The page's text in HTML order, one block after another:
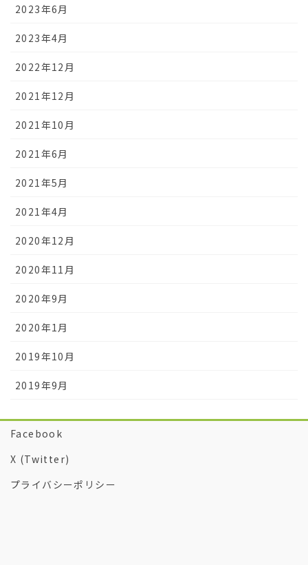
2023年6月
2023年4月
2022年12月
2021年12月
2021年10月
2021年6月
2021年5月
2021年4月
2020年12月
2020年11月
2020年9月
2020年1月
2019年10月
2019年9月
Facebook
X (Twitter)
プライバシーポリシー